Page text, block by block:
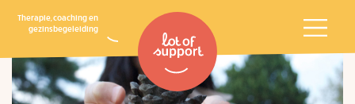
Therapie, coaching en
gezinsbegeleiding